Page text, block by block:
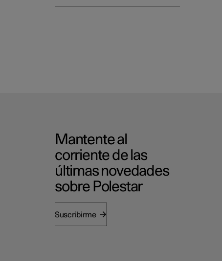
Mantente al
corriente de las
últimas novedades
sobre Polestar
Suscribirme